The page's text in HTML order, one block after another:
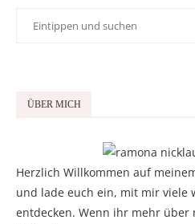
ÜBER MICH
Herzlich Willkommen auf
und lade euch ein, mit mir viele
entdecken. Wenn ihr mehr über